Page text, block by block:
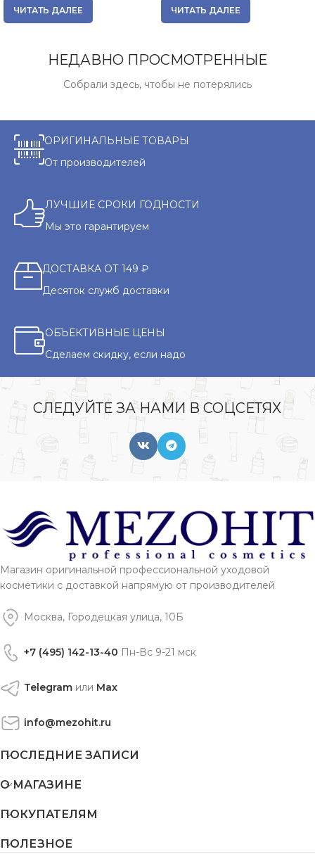
ЧИТАТЬ ДАЛЕЕ ЧИТАТЬ ДАЛЕЕ
НЕДАВНО ПРОСМОТРЕННЫЕ
Собрали здесь, чтобы не потерялись
ОРИГИНАЛЬНЫЕ ТОВАРЫ
От производителей
ЛУЧШИЕ СРОКИ ГОДНОСТИ
Мы это гарантируем
ДОСТАВКА ОТ 149 ₽
Десяток служб доставки
ОБЪЕКТИВНЫЕ ЦЕНЫ
Сделаем скидку, если надо
СЛЕДУЙТЕ ЗА НАМИ В СОЦСЕТЯХ
Магазин оригинальной профессиональной уходовой
косметики с доставкой напрямую от производителей
Москва, Городецкая улица, 10Б
+7 (495) 142-13-40 Пн-Вс 9-21 мск
Telegram или Max
info@mezohit.ru
ПОСЛЕДНИЕ ЗАПИСИ
О МАГАЗИНЕ
ПОКУПАТЕЛЯМ
ПОЛЕЗНОЕ